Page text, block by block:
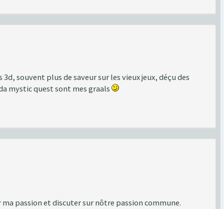
souvent plus de saveur sur les vieux jeux, déçu des
mystic quest sont mes graals
passion et discuter sur nôtre passion commune.